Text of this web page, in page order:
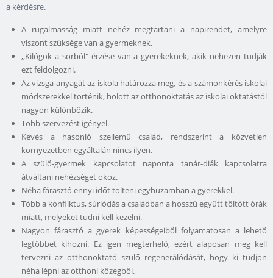
a kérdésre.
A rugalmasság miatt nehéz megtartani a napirendet, amelyre
viszont szüksége van a gyermeknek.
,,Kilógok a sorból" érzése van a gyerekeknek, akik nehezen tudják
ezt feldolgozni.
Az vizsga anyagát az iskola határozza meg, és a számonkérés iskolai
módszerekkel történik, holott az otthonoktatás az iskolai oktatástól
nagyon különbözik.
Több szervezést igényel.
Kevés a hasonló szellemű család, rendszerint a közvetlen
környezetben egyáltalán nincs ilyen.
A szülő-gyermek kapcsolatot naponta tanár-diák kapcsolatra
átváltani nehézséget okoz.
Néha fárasztó ennyi időt tölteni egyhuzamban a gyerekkel.
Több a konfliktus, súrlódás a családban a hosszú együtt töltött órák
miatt, melyeket tudni kell kezelni.
Nagyon fárasztó a gyerek képességeiből folyamatosan a lehető
legtöbbet kihozni. Ez igen megterhelő, ezért alaposan meg kell
tervezni az otthonoktató szülő regenerálódását, hogy ki tudjon
néha lépni az otthoni közegből.